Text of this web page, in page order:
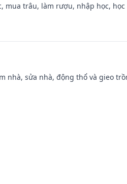
trâu, làm rượu, nhập học,
nhà, sửa nhà, động thổ và gieo